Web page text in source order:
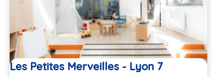
Les Petites Merveilles - Lyon 7